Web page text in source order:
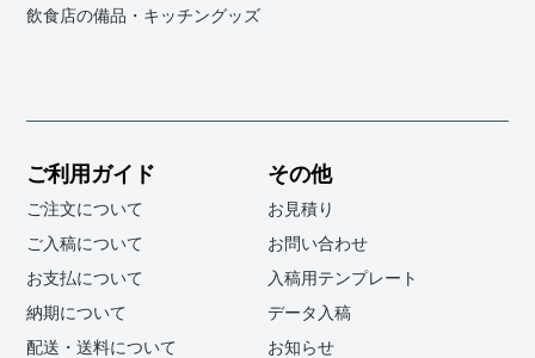
飲食店の備品・キッチングッズ
ご利用ガイド
ご注文について
ご入稿について
お支払について
納期について
配送・送料について
その他
お見積り
お問い合わせ
入稿用テンプレート
データ入稿
お知らせ